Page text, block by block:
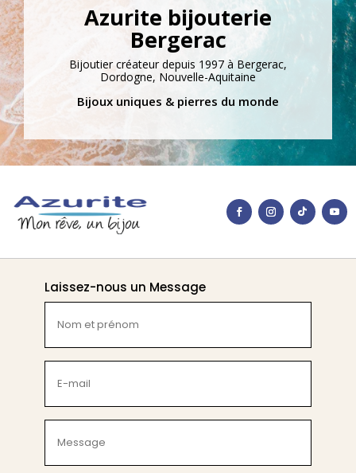
Azurite bijouterie
Bergerac
Bijoutier créateur depuis 1997 à Bergerac,
Dordogne, Nouvelle-Aquitaine
Bijoux uniques & pierres du monde
Laissez-nous un Message
et
prénom
(Nécessaire)
mail
(Nécessaire)
(Nécessaire)